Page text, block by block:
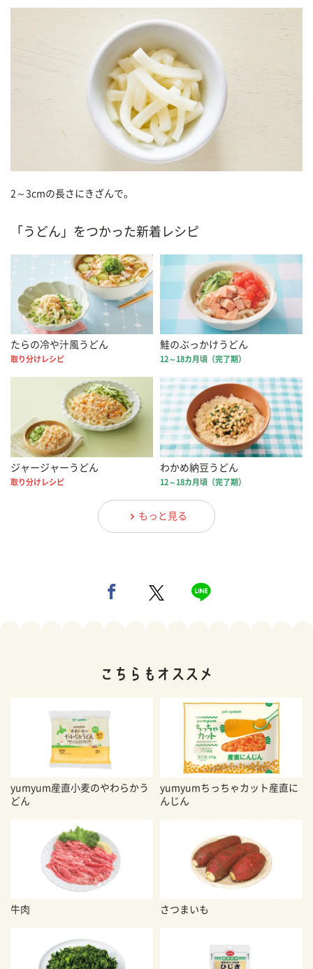
2～3cmの長さにきざんで。
「うどん」をつかった新着レシピ
たらの冷や汁風うどん
取り分けレシピ
鮭のぶっかけうどん
12～18カ月頃（完了期）
ジャージャーうどん
取り分けレシピ
わかめ納豆うどん
12～18カ月頃（完了期）
もっと見る
yumyum産直小麦のやわらかう
どん
yumyumちっちゃカット産直に
んじん
牛肉 さつまいも